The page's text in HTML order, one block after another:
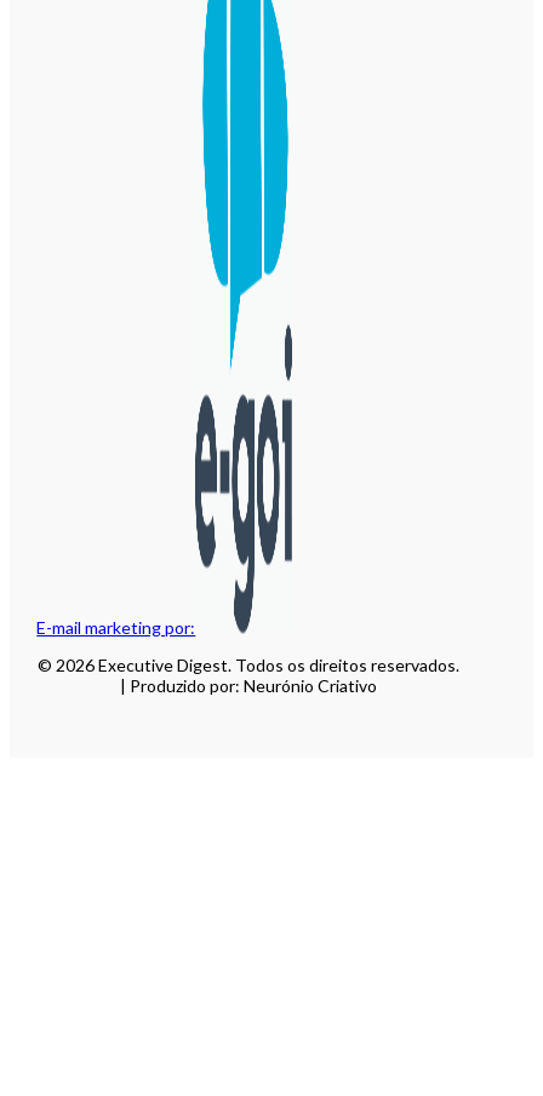
E-mail marketing por:
© 2026 Executive Digest. Todos os direitos reservados.
| Produzido por: Neurónio Criativo